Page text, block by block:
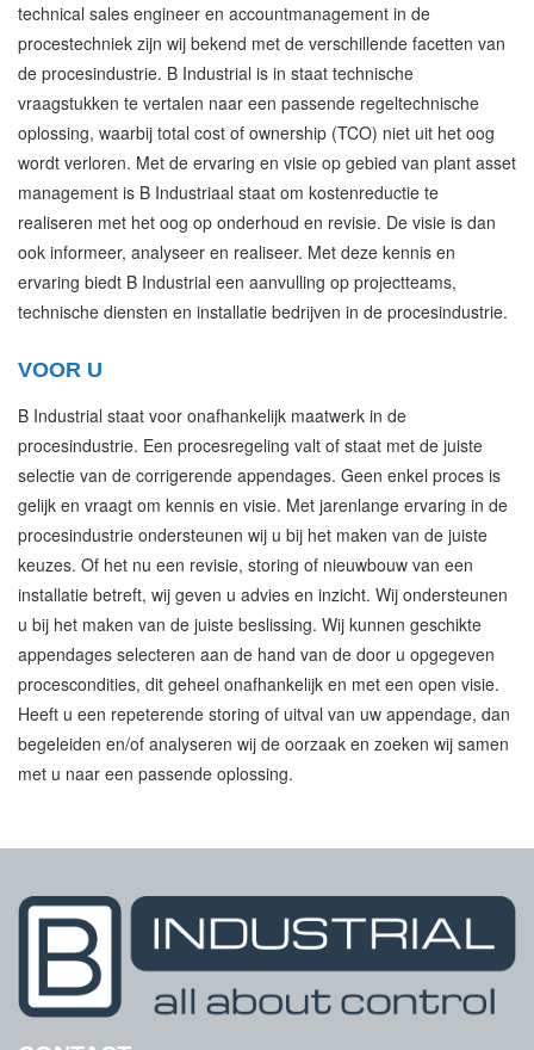
WISSELAAR
NIEUWS
SAMENWERKING SITOMATIC
B INDUSTRIAL EN DE ALPE D'HUZES 2018
PRESENTATIE BIJ CLAFIS TE HEERENVEEN
SPONSORING NOORD VELUWE BOYS
SAMENWERKING SPIRALEX
WISSELAAR VOOR BIOGAS SKID
B INDUSTRIAL VOOR LEIDINGCOMPENSATOREN
CONTACT
technical sales engineer en accountmanagement in de
procestechniek zijn wij bekend met de verschillende facetten van
de procesindustrie. B Industrial is in staat technische
vraagstukken te vertalen naar een passende regeltechnische
oplossing, waarbij total cost of ownership (TCO) niet uit het oog
wordt verloren. Met de ervaring en visie op gebied van plant asset
management is B Industriaal staat om kostenreductie te
realiseren met het oog op onderhoud en revisie. De visie is dan
ook informeer, analyseer en realiseer. Met deze kennis en
ervaring biedt B Industrial een aanvulling op projectteams,
technische diensten en installatie bedrijven in de procesindustrie.
VOOR U
B Industrial staat voor onafhankelijk maatwerk in de
procesindustrie. Een procesregeling valt of staat met de juiste
selectie van de corrigerende appendages. Geen enkel proces is
gelijk en vraagt om kennis en visie. Met jarenlange ervaring in de
procesindustrie ondersteunen wij u bij het maken van de juiste
keuzes. Of het nu een revisie, storing of nieuwbouw van een
installatie betreft, wij geven u advies en inzicht. Wij ondersteunen
u bij het maken van de juiste beslissing. Wij kunnen geschikte
appendages selecteren aan de hand van de door u opgegeven
procescondities, dit geheel onafhankelijk en met een open visie.
Heeft u een repeterende storing of uitval van uw appendage, dan
begeleiden en/of analyseren wij de oorzaak en zoeken wij samen
met u naar een passende oplossing.